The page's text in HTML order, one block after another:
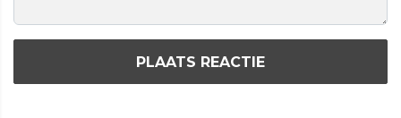
PLAATS REACTIE